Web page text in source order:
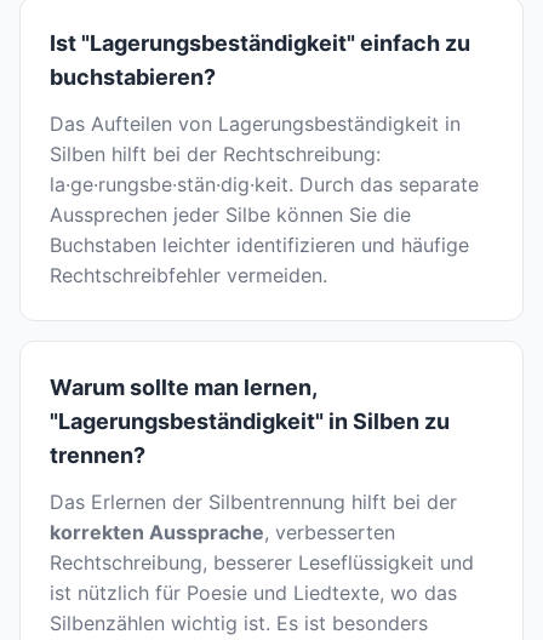
Ist "Lagerungsbeständigkeit" einfach zu
buchstabieren?
Das Aufteilen von Lagerungsbeständigkeit in
Silben hilft bei der Rechtschreibung:
la·ge·rungsbe·stän·dig·keit. Durch das separate
Aussprechen jeder Silbe können Sie die
Buchstaben leichter identifizieren und häufige
Rechtschreibfehler vermeiden.
Warum sollte man lernen,
"Lagerungsbeständigkeit" in Silben zu
trennen?
Das Erlernen der Silbentrennung hilft bei der
korrekten Aussprache, verbesserten
Rechtschreibung, besserer Leseflüssigkeit und
ist nützlich für Poesie und Liedtexte, wo das
Silbenzählen wichtig ist. Es ist besonders